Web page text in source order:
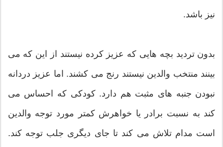
نیز باشد.
بدون تردید بچه هایی که عزیز کرده نیستند از این که می
بینند منتخب والدین نیستند رنج می کشند. اما عزیز دردانه
نبودن جنبه های مثبت هم دارد. کودکی که احساس می
کند به نسبت برادر یا خواهرش کمتر مورد توجه والدین
است مدام تلاش می کند تا جای دیگری جلب توجه کند.